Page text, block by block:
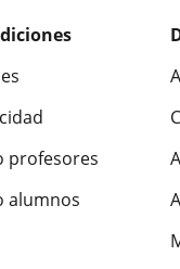
profesores
alumnos